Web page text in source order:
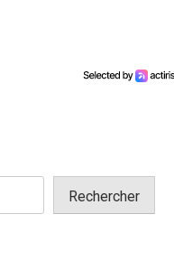
Rechercher